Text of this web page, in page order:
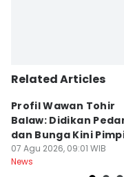
Related Articles
Profil Wawan Tohir
Balaw: Didikan
dan Bunga Kini
PRI Lampung
07 Agu 2026, 09:01 WIB
News